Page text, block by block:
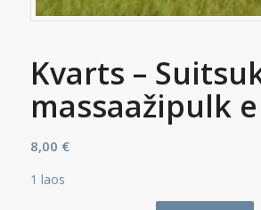
Kvarts –
massaažipulk
8,00 €
1 laos